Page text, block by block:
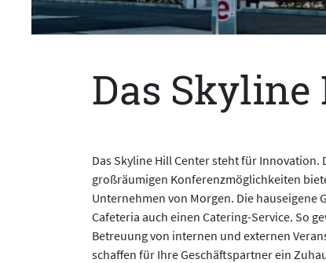
Das
Das Skyline Hill Center steht für
großräumigen Konferenzmöglichkeiten
Unternehmen von Morgen. Die hauseigene
Cafeteria auch einen Catering-Service. So
Betreuung von internen und externen
schaffen für Ihre Geschäftspartner ein